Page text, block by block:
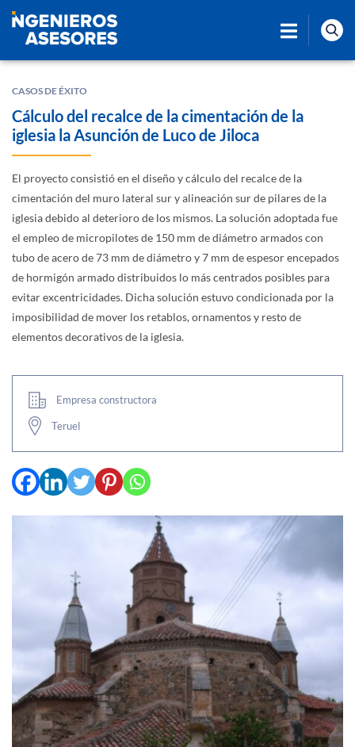
CASOS DE ÉXITO
Cálculo del recalce de la cimentación de la
iglesia la Asunción de Luco de Jiloca
El proyecto consistió en el diseño y cálculo del recalce de la
cimentación del muro lateral sur y alineación sur de pilares de la
iglesia debido al deterioro de los mismos. La solución adoptada fue
el empleo de micropilotes de 150 mm de diámetro armados con
tubo de acero de 73 mm de diámetro y 7 mm de espesor encepados
de hormigón armado distribuidos lo más centrados posibles para
evitar excentricidades. Dicha solución estuvo condicionada por la
imposibilidad de mover los retablos, ornamentos y resto de
elementos decorativos de la iglesia.
Empresa constructora
Teruel